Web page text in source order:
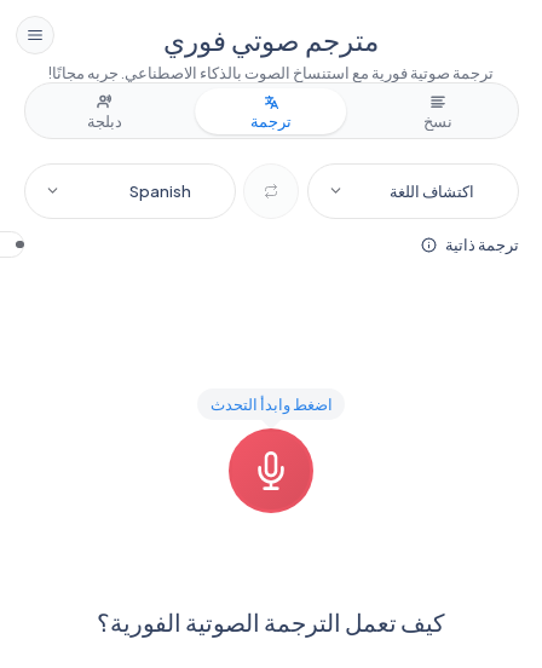
ابدأ مجانًا
الرئيسية
مترجم صوتي فوري
ترجمة صوتية فورية مع استنساخ الصوت بالذكاء الاصطناعي. جربه مجانًا!
نسخ ترجمة دبلجة
اكتشاف اللغة Spanish
ترجمة ذاتية
اضغط وابدأ التحدث
كيف تعمل الترجمة الصوتية الفورية؟